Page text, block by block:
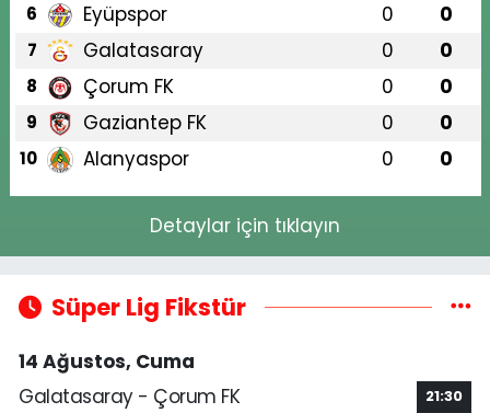
6 Eyüpspor 0 0
7 Galatasaray 0 0
8 Çorum FK 0 0
9 Gaziantep FK 0 0
10 Alanyaspor 0 0
Detaylar için tıklayın
Süper Lig Fikstür
14 Ağustos, Cuma
Galatasaray - Çorum FK
21:30